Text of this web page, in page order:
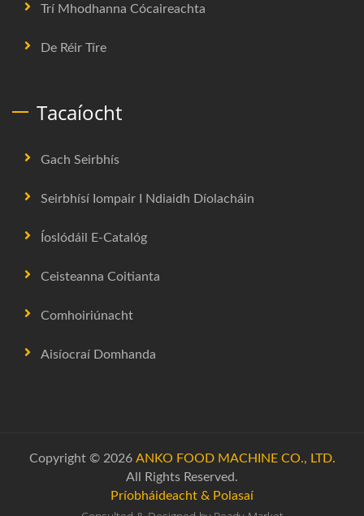
Trí Mhodhanna Cócaireachta
De Réir Tíre
Tacaíocht
Gach Seirbhís
Seirbhísí Iompair I Ndiaidh Díolacháin
Íoslódáil E-Catalóg
Ceisteanna Coitianta
Comhoiriúnacht
Aisíocraí Domhanda
Copyright © 2026 ANKO FOOD MACHINE CO., LTD.
All Rights Reserved.
Príobháideacht & Polasaí